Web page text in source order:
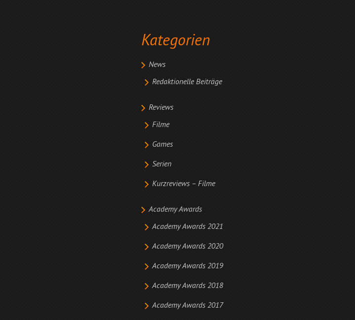
Kategorien
News
Redaktionelle Beiträge
Reviews
Filme
Games
Serien
Kurzreviews – Filme
Academy Awards
Academy Awards 2021
Academy Awards 2020
Academy Awards 2019
Academy Awards 2018
Academy Awards 2017